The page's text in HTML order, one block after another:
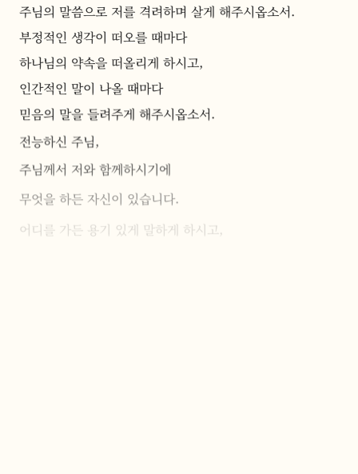
주님의 말씀으로 저를 격려하며 살게 해주시옵소서.
부정적인 생각이 떠오를 때마다
하나님의 약속을 떠올리게 하시고,
인간적인 말이 나올 때마다
믿음의 말을 들려주게 해주시옵소서.
전능하신 주님,
주님께서 저와 함께하시기에
무엇을 하든 자신이 있습니다.
어디를 가든 용기 있게 말하게 하시고,